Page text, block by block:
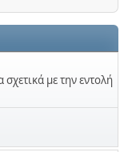
σχετικά με την εντολή